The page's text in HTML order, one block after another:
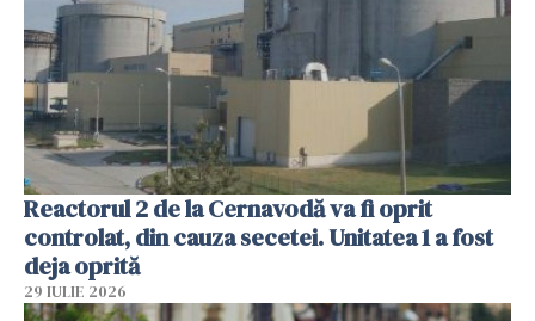
Reactorul 2 de la Cernavodă va fi oprit
controlat, din cauza secetei. Unitatea 1 a fost
deja oprită
29 IULIE 2026